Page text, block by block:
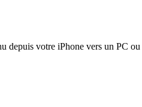
depuis votre iPhone vers un PC